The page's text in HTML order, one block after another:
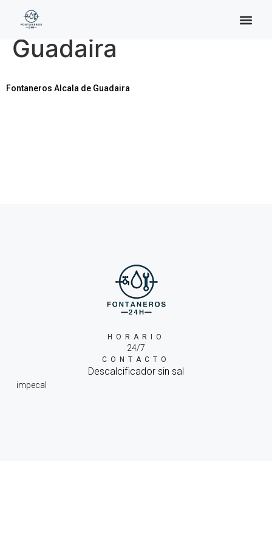
Categoría:
Alcala de
Guadaira
Fontaneros Alcala de Guadaira
HORARIO
24/7
CONTACTO
Descalcificador sin sal
impecal